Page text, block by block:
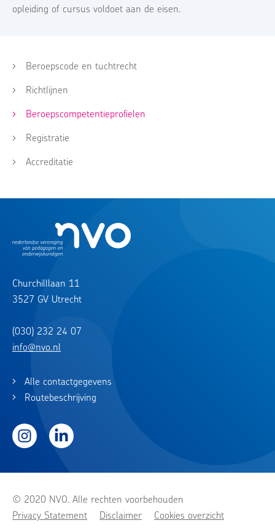
Beroepscode en tuchtrecht
Richtlijnen
Beroepscompetentieprofielen
Registratie
Accreditatie
opleiding of cursus voldoet aan de eisen.
Churchilllaan 11
3527 GV Utrecht
(030) 232 24 07
info@nvo.nl
Alle contactgegevens
Routebeschrijving
InstagramLinkedIn
© 2020 NVO. Alle rechten voorbehouden
Privacy Statement
Disclaimer Cookies overzicht